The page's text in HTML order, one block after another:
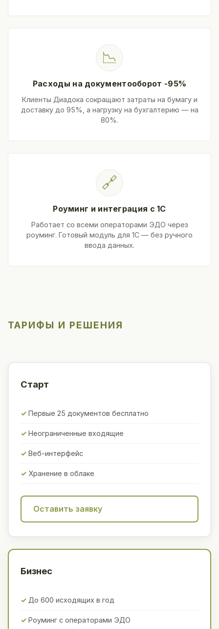
📉
Расходы на документооборот -95%
Клиенты Диадока сокращают затраты на бумагу и
доставку до 95%, а нагрузку на бухгалтерию — на
80%.
🔗
Роуминг и интеграция с 1С
Работает со всеми операторами ЭДО через
роуминг. Готовый модуль для 1С — без ручного
ввода данных.
ТАРИФЫ И РЕШЕНИЯ
Старт
Первые 25 документов бесплатно
Неограниченные входящие
Веб-интерфейс
Хранение в облаке
Оставить заявку
Бизнес
До 600 исходящих в год
Роуминг с операторами ЭДО